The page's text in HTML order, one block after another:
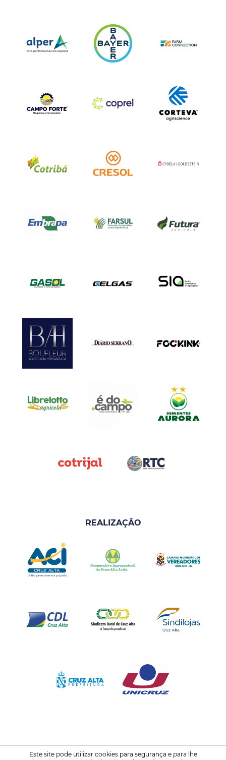
REALIZAÇÃO
Este site pode utilizar cookies para segurança e para lhe